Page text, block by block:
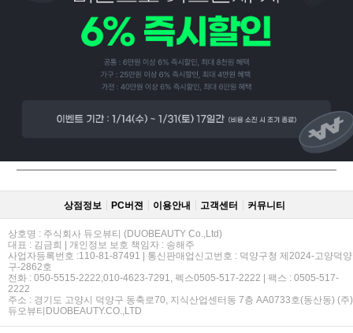
PAYCO 바로
상점정보 PC버젼 이용안내 고객센터 커뮤니티
상호명 : 주식회사 듀오뷰티 (DUOBEAUTY Co.,Ltd)
대표 : 김금희 | 개인정보 보호 책임자 : 송해주
사업자등록번호 :110-81-87491 | 통신판매업신고번호 : 덕양구청 제2024-고양덕양
구-2862호
전화 : 050-5515-2222,010-4623-7291, 펙스0505-517-2222 | 팩스 : 0505-517-
2222
주소 : 경기도 고양시 덕양구 동축로70, 지식산업센터동 7층 AA0733호(동산동) (주)
듀오뷰티DUOBEAUTY.CO.,LTD